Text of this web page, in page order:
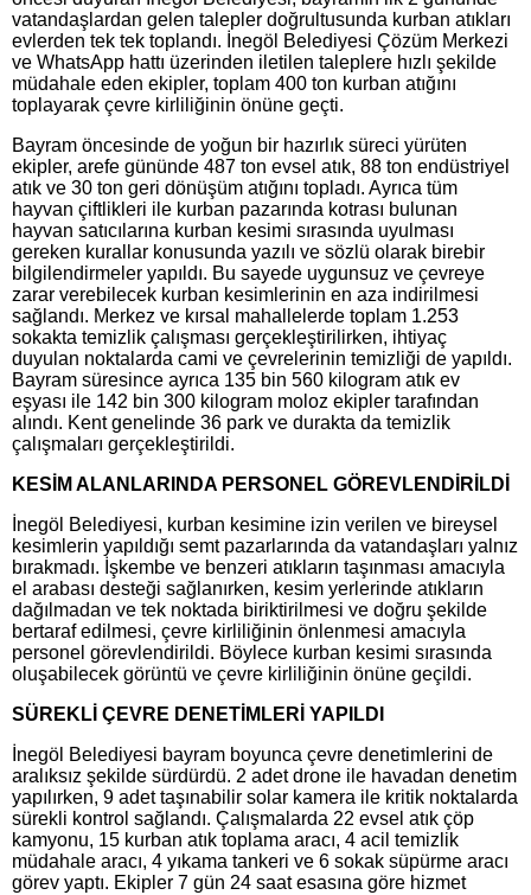
vatandaşlardan gelen talepler doğrultusunda kurban atıkları
evlerden tek tek toplandı. İnegöl Belediyesi Çözüm Merkezi
ve WhatsApp hattı üzerinden iletilen taleplere hızlı şekilde
müdahale eden ekipler, toplam 400 ton kurban atığını
toplayarak çevre kirliliğinin önüne geçti.
Bayram öncesinde de yoğun bir hazırlık süreci yürüten
ekipler, arefe gününde 487 ton evsel atık, 88 ton endüstriyel
atık ve 30 ton geri dönüşüm atığını topladı. Ayrıca tüm
hayvan çiftlikleri ile kurban pazarında kotrası bulunan
hayvan satıcılarına kurban kesimi sırasında uyulması
gereken kurallar konusunda yazılı ve sözlü olarak birebir
bilgilendirmeler yapıldı. Bu sayede uygunsuz ve çevreye
zarar verebilecek kurban kesimlerinin en aza indirilmesi
sağlandı. Merkez ve kırsal mahallelerde toplam 1.253
sokakta temizlik çalışması gerçekleştirilirken, ihtiyaç
duyulan noktalarda cami ve çevrelerinin temizliği de yapıldı.
Bayram süresince ayrıca 135 bin 560 kilogram atık ev
eşyası ile 142 bin 300 kilogram moloz ekipler tarafından
alındı. Kent genelinde 36 park ve durakta da temizlik
çalışmaları gerçekleştirildi.
KESİM ALANLARINDA PERSONEL GÖREVLENDİRİLDİ
İnegöl Belediyesi, kurban kesimine izin verilen ve bireysel
kesimlerin yapıldığı semt pazarlarında da vatandaşları yalnız
bırakmadı. İşkembe ve benzeri atıkların taşınması amacıyla
el arabası desteği sağlanırken, kesim yerlerinde atıkların
dağılmadan ve tek noktada biriktirilmesi ve doğru şekilde
bertaraf edilmesi, çevre kirliliğinin önlenmesi amacıyla
personel görevlendirildi. Böylece kurban kesimi sırasında
oluşabilecek görüntü ve çevre kirliliğinin önüne geçildi.
SÜREKLİ ÇEVRE DENETİMLERİ YAPILDI
İnegöl Belediyesi bayram boyunca çevre denetimlerini de
aralıksız şekilde sürdürdü. 2 adet drone ile havadan denetim
yapılırken, 9 adet taşınabilir solar kamera ile kritik noktalarda
sürekli kontrol sağlandı. Çalışmalarda 22 evsel atık çöp
kamyonu, 15 kurban atık toplama aracı, 4 acil temizlik
müdahale aracı, 4 yıkama tankeri ve 6 sokak süpürme aracı
görev yaptı. Ekipler 7 gün 24 saat esasına göre hizmet